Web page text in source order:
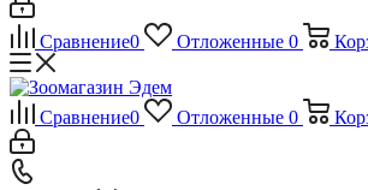
Сравнение0 Отложенные 0
Сравнение0 Отложенные 0